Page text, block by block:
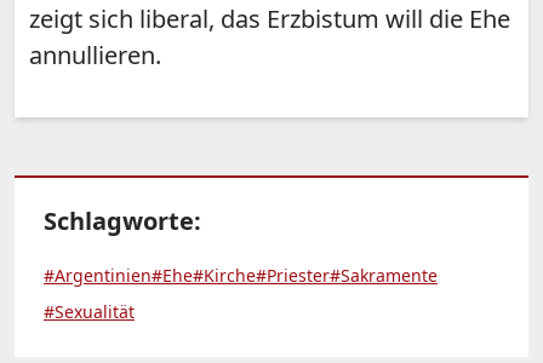
zeigt sich liberal, das Erzbistum will die Ehe
annullieren.
Schlagworte:
#Argentinien#Ehe#Kirche#Priester#Sakramente
#Sexualität